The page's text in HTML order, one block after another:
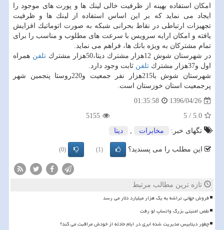
امكان استفاده بهینه از ظرفیت خالی لینك ها و پورت های موجود را
ایجاد می نماید كه بر این اساس استفاده از لینك ها و ظرفیت
تجهیزات ارتباطی در نقاط بحرانی شبكه به صورت اتوماتیك افزایش
یافته و امكان ارایه سرویس با سرعت های مطلوب و مناسب را برای
تمام مشتركان به ویژه بانك ها، فراهم می نماید.
در شهرستان شوش 12هزار مشترك دیتا،50هزار مشترك
تلفن همراه
اول و37هزار مشترك
تلفن ثابت وجود دارد.
شهرستان شوش با215هزار نفر جمعیت و220روستا پنجمین شهر
پرجمعیت استان خوزستان است.
1396/04/26
01:35:58
5.0
/
5
5155
تگهای خبر:
مخابرات , دیتا
این مطلب را می پسندید؟ (1)
(0)
تازه ترین مطالب مرتبط
فروش جهانی تراشه به یک هزار میلیارد دلار می رسد
نقص امنیتی بزرگ واتساپ لو رفت
چطور دیتابیس مدیریت شده ابری در ایام حادثه از خودش مراقبت می کند؟